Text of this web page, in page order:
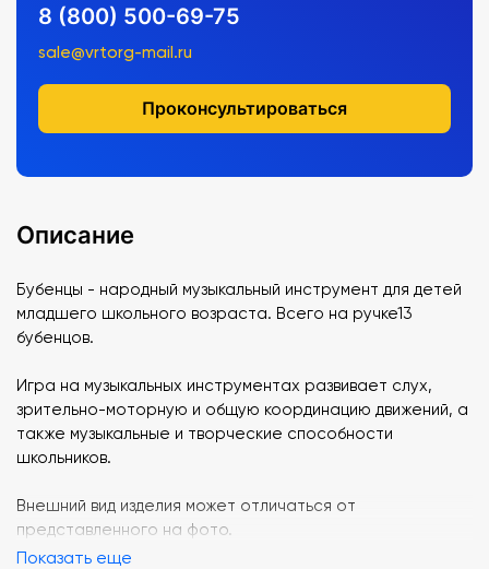
8 (800) 500-69-75
sale@vrtorg-mail.ru
Проконсультироваться
Описание
Бубенцы - народный музыкальный инструмент для детей
младшего школьного возраста. Всего на ручке13
бубенцов.
Игра на музыкальных инструментах развивает слух,
зрительно-моторную и общую координацию движений, а
также музыкальные и творческие способности
школьников.
Внешний вид изделия может отличаться от
представленного на фото.
Показать еще